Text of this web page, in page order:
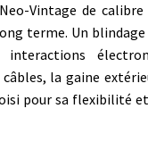
Vintage de
terme. Un blindage
la gaine
pour sa flexibilité